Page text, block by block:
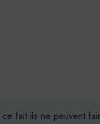
fait ils ne peuvent